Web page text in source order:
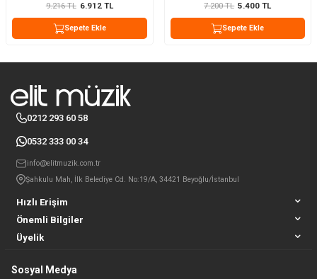
9.216TL 6.912TL
Sepete Ekle
7.200TL 5.400 TL
Sepete Ekle
Hızlı Erişim
Önemli Bilgiler
Üyelik
0212 293 60 58
0532 333 00 34
info@elitmuzik.com.tr
Şahkulu Mah, İlk Belediye Cd. No:19/A, 34421 Beyoğlu/İstanbul
Sosyal Medya